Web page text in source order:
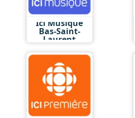
Ici Musique
Bas-Saint-
Laurent